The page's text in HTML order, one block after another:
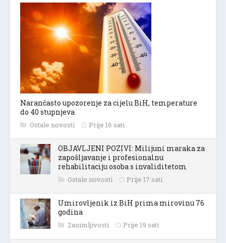
Narančasto upozorenje za cijelu BiH, temperature
do 40 stupnjeva
Ostale novosti Prije 16 sati
OBJAVLJENI POZIVI: Milijuni maraka za
zapošljavanje i profesionalnu
rehabilitaciju osoba s invaliditetom
Ostale novosti Prije 17 sati
Umirovljenik iz BiH prima mirovinu 76
godina
Zanimljivosti Prije 19 sati